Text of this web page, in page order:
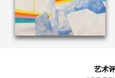
艺术